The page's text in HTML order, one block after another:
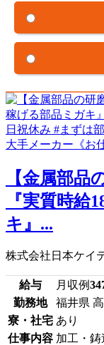
【金属部品
『実質時給
キ』...
株式会社日本ケイ
給与 月収例
勤務地
福井県 高
寮・社宅 あり
仕事内容 加工・鋳